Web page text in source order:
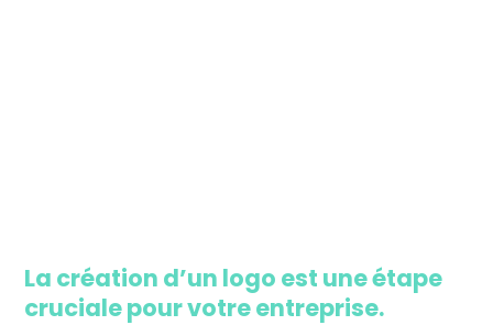
La création d’un logo est une étape
cruciale pour votre entreprise.